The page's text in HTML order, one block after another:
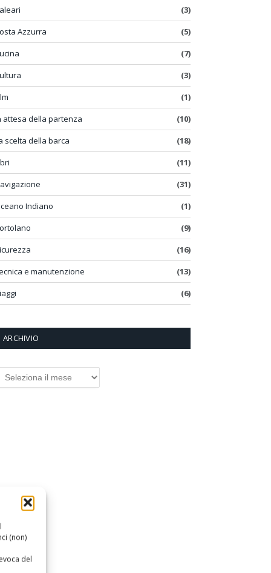
(non)
del
(3)
Azzurra
(5)
(7)
(3)
(1)
attesa della partenza
(10)
scelta della barca
(18)
(11)
(31)
Indiano
(1)
(9)
(16)
e manutenzione
(13)
(6)
ARCHIVIO
ARCHIVIO